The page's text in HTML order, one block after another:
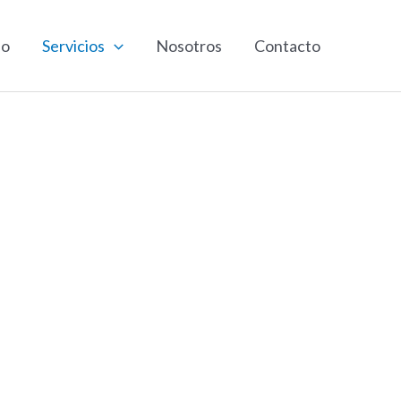
Servicios Nosotros Contacto